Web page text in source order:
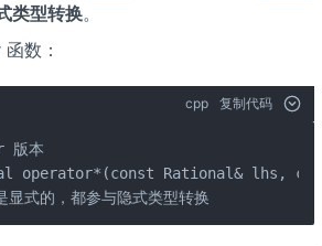
类型转换。
数：
cpp 复制代码
版本
operator*(const Rational& lhs,
式的，都参与隐式类型转换